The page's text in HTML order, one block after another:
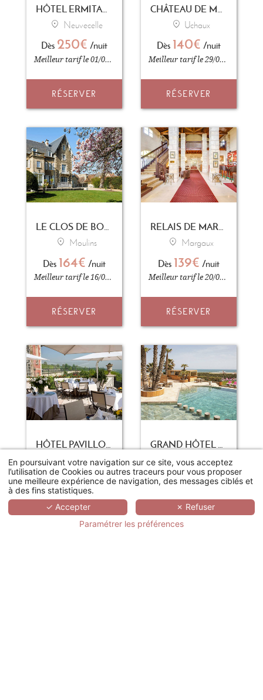
HÔTEL ERMITAGE - EVIAN RESORT
Neuvecelle
Dès 250€ /nuit
Meilleur tarif le 01/09/2026
RÉSERVER
Uchaux
Dès 140€ /nuit
Meilleur tarif le 29/07/2026
RÉSERVER
LE CLOS DE BOURGOGNE
Moulins
Dès 164€ /nuit
Meilleur tarif le 16/06/2026
RÉSERVER
RELAIS DE MARGAUX
Margaux
Dès 139€ /nuit
Meilleur tarif le 20/04/2026
RÉSERVER
HÔTEL PAVILLON HENRI IV
Saint-Germain-en-Laye
Dès138€/nuit
RÉSERVER
GRAND HÔTEL LES FLAMANTS ROSES - THALASSO & SPA
Canet-en-Roussillon
Dès243€/nuit
RÉSERVER
En poursuivant votre navigation sur ce site, vous acceptez
l’utilisation de Cookies ou autres traceurs pour vous proposer
une meilleure expérience de navigation, des messages ciblés et
à des fins statistiques.
✓ Accepter
✗ Refuser
Paramétrer les préférences